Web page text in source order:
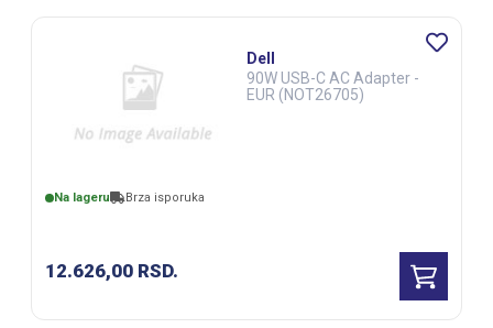
Na lageru Brza isporuka
12.626,00 RSD.
Dell
90W USB-C AC Adapter -
EUR (NOT26705)